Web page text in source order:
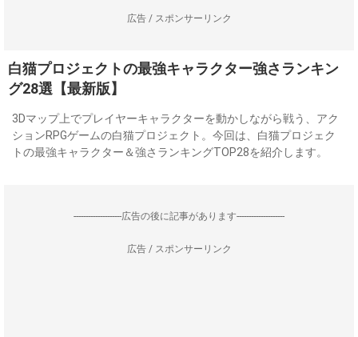
広告 / スポンサーリンク
白猫プロジェクトの最強キャラクター強さランキン
グ28選【最新版】
3Dマップ上でプレイヤーキャラクターを動かしながら戦う、アク
ションRPGゲームの白猫プロジェクト。今回は、白猫プロジェク
トの最強キャラクター＆強さランキングTOP28を紹介します。
--------------------広告の後に記事があります--------------------
広告 / スポンサーリンク